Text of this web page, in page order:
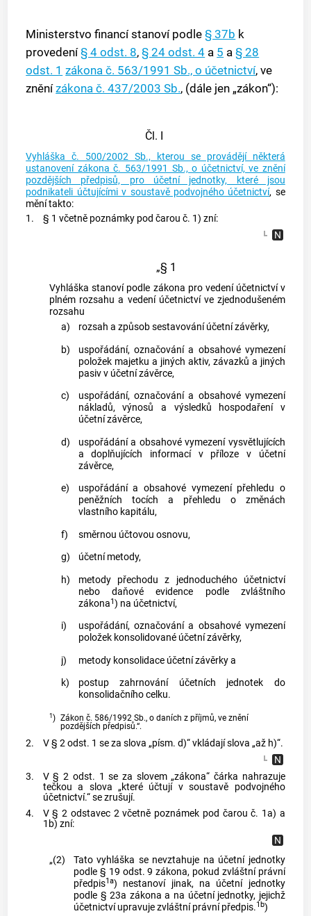
Ministerstvo financí stanoví podle§ 37b k
provedení§ 4 odst. 8,§ 24 odst. 4 a 5 a§ 28
odst. 1 zákona č. 563/1991 Sb., o účetnictví, ve
zněnízákona č. 437/2003 Sb., (dále jen „zákon“):
Čl. I
Vyhláška č. 500/2002 Sb., kterou se provádějí některá
ustanovení zákona č. 563/1991 Sb., o účetnictví, ve znění
pozdějších předpisů, pro účetní jednotky, které jsou
podnikateli účtujícími v soustavě podvojného účetnictví, se
mění takto:
1.
§ 1 včetně poznámky pod čarou č. 1) zní:
„§ 1
Vyhláška stanoví podle zákona pro vedení účetnictví v
plném rozsahu a vedení účetnictví ve zjednodušeném
rozsahu
a)
rozsah a způsob sestavování účetní závěrky,
b)
uspořádání, označování a obsahové vymezení
položek majetku a jiných aktiv, závazků a jiných
pasiv v účetní závěrce,
c)
uspořádání, označování a obsahové vymezení
nákladů, výnosů a výsledků hospodaření v
účetní závěrce,
d)
uspořádání a obsahové vymezení vysvětlujících
a doplňujících informací v příloze v účetní
závěrce,
e)
uspořádání a obsahové vymezení přehledu o
peněžních tocích a přehledu o změnách
vlastního kapitálu,
f)
směrnou účtovou osnovu,
g)
účetní metody,
h)
metody přechodu z jednoduchého účetnictví
nebo daňové evidence podle zvláštního
zákona1) na účetnictví,
i)
uspořádání, označování a obsahové vymezení
položek konsolidované účetní závěrky,
j)
metody konsolidace účetní závěrky a
k)
postup zahrnování účetních jednotek do
konsolidačního celku.
1) Zákon č. 586/1992 Sb., o daních z příjmů, ve znění
pozdějších předpisů.“.
2. V § 2 odst. 1 se za slova „písm. d)“ vkládají slova „až h)“.
3.
V § 2 odst. 1 se za slovem „zákona“ čárka nahrazuje
tečkou a slova „které účtují v soustavě podvojného
účetnictví.“ se zrušují.
4.
V § 2 odstavec 2 včetně poznámek pod čarou č. 1a) a
1b) zní:
„(2)
Tato vyhláška se nevztahuje na účetní jednotky
podle § 19 odst. 9 zákona, pokud zvláštní právní
předpis1a) nestanoví jinak, na účetní jednotky
podle § 23a zákona a na účetní jednotky, jejichž
účetnictví upravuje zvláštní právní předpis.1b)